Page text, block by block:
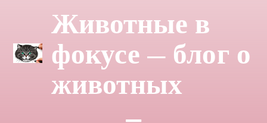
Животные в
фокусе — блог о
животных